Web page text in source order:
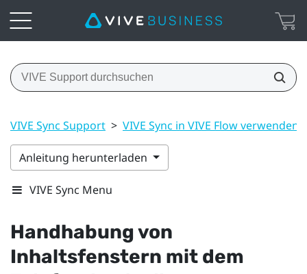
VIVE Sync Support > VIVE Sync in VIVE Flow verwenden
Anleitung herunterladen
VIVE Sync Menu
Handhabung von
Inhaltsfenstern mit dem